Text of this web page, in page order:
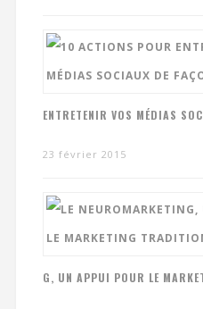
ENTRETENIR VOS MÉDIAS
23 février 2015
G, UN APPUI POUR LE